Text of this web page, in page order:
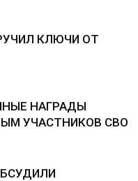
КЛЮЧИ ОТ
НАГРАДЫ
УЧАСТНИКОВ СВО